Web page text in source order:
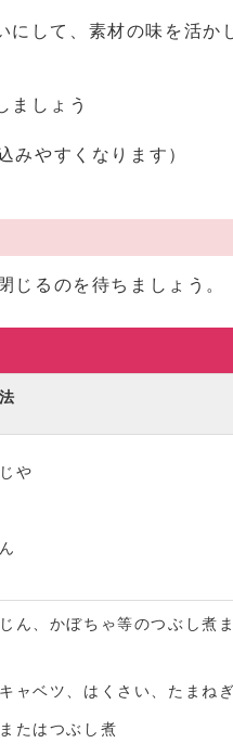
して、素材の味を活か
ましょう
やすくなります）
じるのを待ちましょう。
や
ん、かぼちゃ等のつぶし煮
ャベツ、はくさい、たまね
たはつぶし煮